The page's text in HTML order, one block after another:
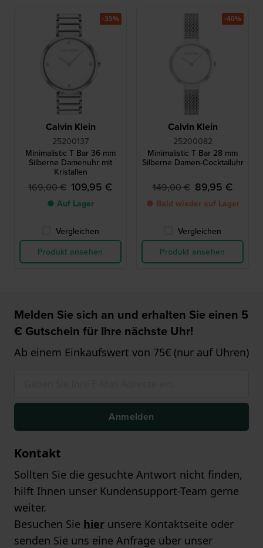
Calvin Klein
25200137
Minimalistic T Bar 36 mm
Silberne Damenuhr mit
Kristallen
169,00 € 109,95 €
● Auf Lager
Vergleichen
Produkt ansehen
-35%
Calvin Klein
25200082
Minimalistic T Bar 28 mm
Silberne Damen-Cocktailuhr
149,00 € 89,95 €
● Bald wieder auf Lager
Vergleichen
Produkt ansehen
-40%
Melden Sie sich an und erhalten Sie einen 5
€ Gutschein für Ihre nächste Uhr!
Ab einem Einkaufswert von 75€ (nur auf Uhren)
Anmelden
Kontakt
Sollten Sie die gesuchte Antwort nicht finden,
hilft Ihnen unser Kundensupport-Team gerne
weiter.
Besuchen Sie hier unsere Kontaktseite oder
senden Sie uns eine Anfrage über unser